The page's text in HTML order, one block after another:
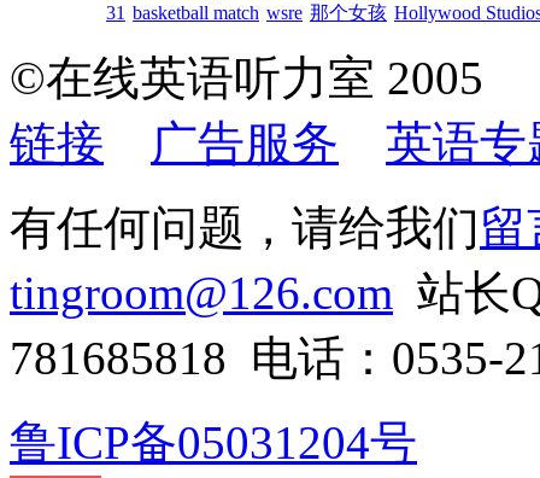
31 basketball match wsre 那个女孩 Hollywood
©在线英语听力室
链接
广告服务
英语专
有任何问题，请给我们留
tingroom@126.com 站长
781685818 电话：0535-
鲁ICP备05031204号